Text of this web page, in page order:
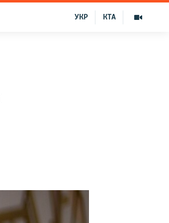
КТА
УКР